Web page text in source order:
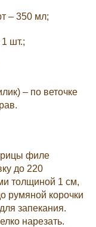
– 350 мл;
шт.;
– по веточке
филе
до 220
толщиной 1 см,
румяной корочки
запекания.
нарезать.